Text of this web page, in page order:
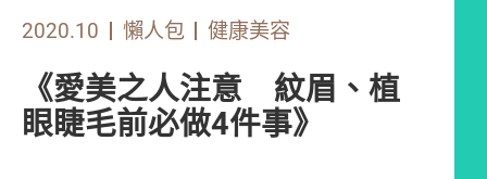
2020.10 懶人包 健康美容
《愛美之人注意 紋眉、植
眼睫毛前必做4件事》